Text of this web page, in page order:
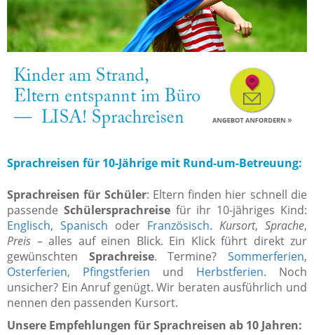
Sprachreisen für 10-Jährige mit Rund-um-Betreuung:
Sprachreisen für Schüler: Eltern finden hier schnell die
passende Schülersprachreisefür ihr 10-jähriges Kind:
Englisch, Spanisch oder Französisch. Kursort, Sprache,
Preis – alles auf einen Blick. Ein Klick führt direkt zur
gewünschten Sprachreise. Termine?Sommerferien,
Osterferien, Pfingstferien und Herbstferien. Noch
unsicher? Ein Anruf genügt. Wir beraten ausführlich und
nennen den passenden Kursort.
Unsere Empfehlungen für Sprachreisen ab 10 Jahren: